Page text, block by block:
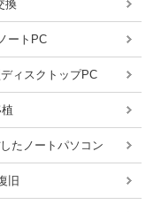
換
ートPC
ィスクトップPC
たノートパソコン
旧